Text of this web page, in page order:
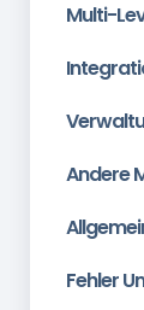
Multi-
Andere
Fehler